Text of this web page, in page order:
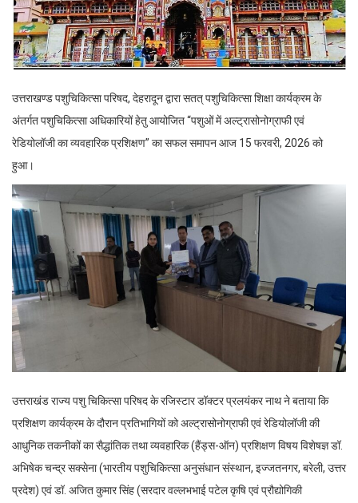
उत्तराखण्ड पशुचिकित्सा परिषद, देहरादून द्वारा सतत् पशुचिकित्सा शिक्षा कार्यक्रम के
अंतर्गत पशुचिकित्सा अधिकारियों हेतु आयोजित “पशुओं में अल्ट्रासोनोग्राफी एवं
रेडियोलॉजी का व्यवहारिक प्रशिक्षण” का सफल समापन आज 15 फरवरी, 2026 को
हुआ।
उत्तराखंड राज्य पशु चिकित्सा परिषद के रजिस्टार डॉक्टर प्रलयंकर नाथ ने बताया कि
प्रशिक्षण कार्यक्रम के दौरान प्रतिभागियों को अल्ट्रासोनोग्राफी एवं रेडियोलॉजी की
आधुनिक तकनीकों का सैद्धांतिक तथा व्यवहारिक (हैंड्स-ऑन) प्रशिक्षण विषय विशेषज्ञ डॉ.
अभिषेक चन्द्र सक्सेना (भारतीय पशुचिकित्सा अनुसंधान संस्थान, इज्जतनगर, बरेली, उत्तर
प्रदेश) एवं डॉ. अजित कुमार सिंह (सरदार वल्लभभाई पटेल कृषि एवं प्रौद्योगिकी